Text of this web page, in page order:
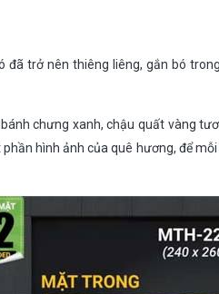
trở nên thiêng liêng, gắn bó
chưng xanh, chậu quất vàng
hình ảnh của quê hương, để